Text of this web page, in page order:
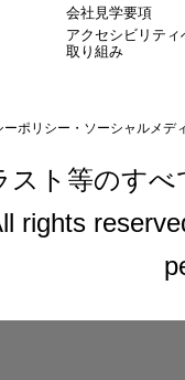
会社見学要項
アクセシビリティ
取り組み
ーポリシー・ソーシャルメデ
スト等のす
rights